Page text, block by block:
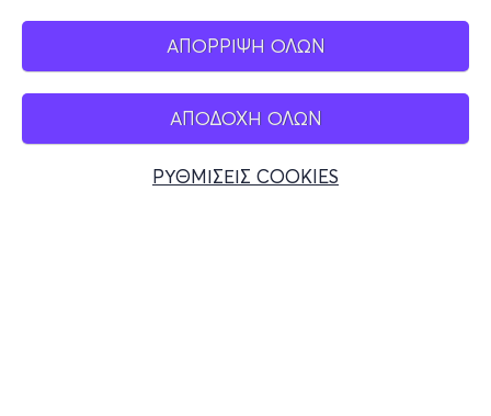
ΑΠΟΡΡΙΨΗ ΟΛΩΝ
ΑΠΟΔΟΧΗ ΟΛΩΝ
ΡΥΘΜΙΣΕΙΣ COOKIES
Mobile app